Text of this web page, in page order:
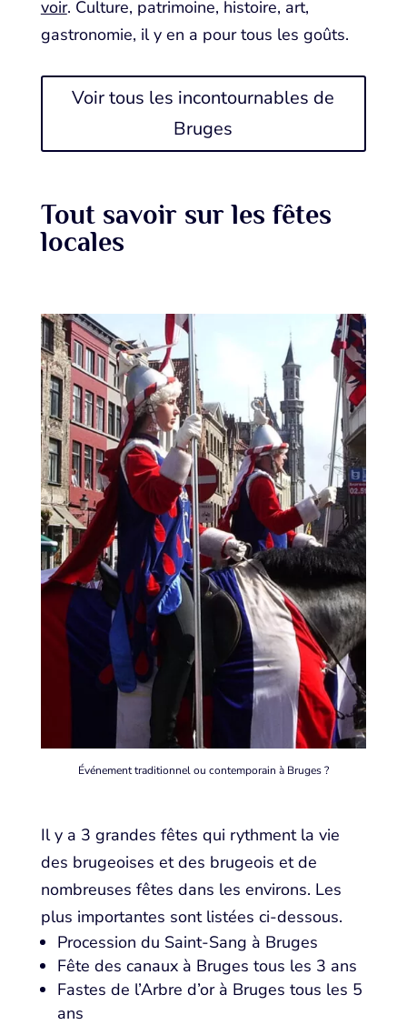
voir. Culture, patrimoine, histoire, art,
gastronomie, il y en a pour tous les goûts.
Voir tous les incontournables de
Bruges
Tout savoir sur les fêtes
locales
Événement traditionnel ou contemporain à Bruges ?
Il y a 3 grandes fêtes qui rythment la vie
des brugeoises et des brugeois et de
nombreuses fêtes dans les environs. Les
plus importantes sont listées ci-dessous.
Procession du Saint-Sang à Bruges
Fête des canaux à Bruges tous les 3 ans
Fastes de l’Arbre d’or à Bruges tous les 5
ans